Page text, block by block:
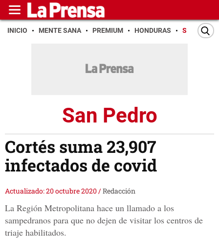
INICIO MENTE SANA PREMIUM HONDURAS SAN PEDRO
San Pedro
Cortés suma 23,907
infectados de covid
Actualizado: 20 octubre 2020/Redacción
La Región Metropolitana hace un llamado a los
sampedranos para que no dejen de visitar los centros de
triaje habilitados.